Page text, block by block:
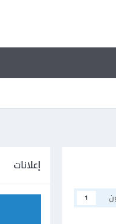
1
إعلانات